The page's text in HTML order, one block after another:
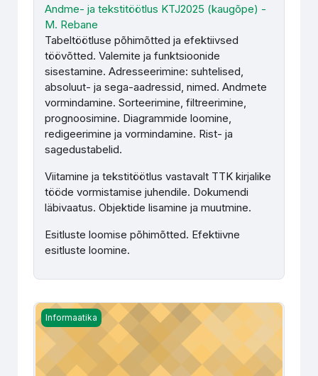
Andme- ja tekstitöötlus KTJ2025 (kaugõpe) -
M. Rebane
Tabeltöötluse põhimõtted ja efektiivsed
töövõtted. Valemite ja funktsioonide
sisestamine. Adresseerimine: suhtelised,
absoluut- ja sega-aadressid, nimed. Andmete
vormindamine. Sorteerimine, filtreerimine,
prognoosimine. Diagrammide loomine,
redigeerimine ja vormindamine. Rist- ja
sagedustabelid.
Viitamine ja tekstitöötlus vastavalt TTK kirjalike
tööde vormistamise juhendile. Dokumendi
läbivaatus. Objektide lisamine ja muutmine.
Esitluste loomise põhimõtted. Efektiivne
esitluste loomine.
Programmeerimise algkursus (RAE) - Julia Voronetskaja
Informaatika